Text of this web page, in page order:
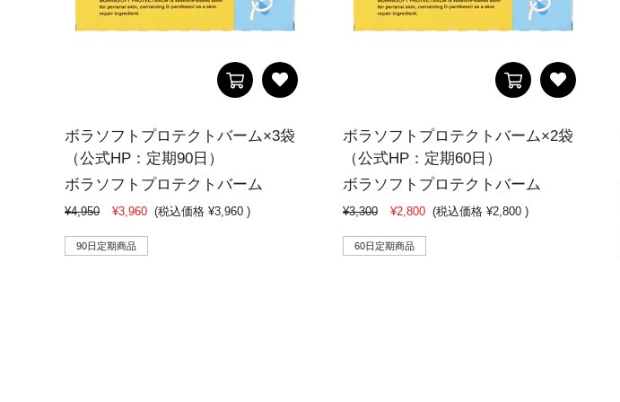
ボラソフトプロテクトバーム×3袋
（公式HP：定期90日）
ボラソフトプロテクトバーム
¥4,950 ¥3,960 (税込価格 ¥3,960 )
90日定期商品
ボラソフトプロテクトバーム×2袋
（公式HP：定期60日）
ボラソフトプロテクトバーム
¥3,300 ¥2,800 (税込価格 ¥2,800 )
60日定期商品